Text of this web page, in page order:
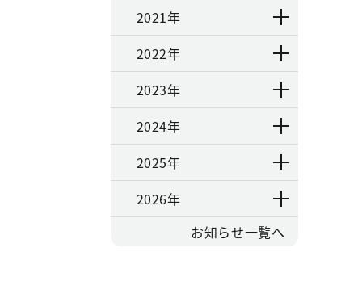
2021年
2022年
2023年
2024年
2025年
2026年
お知らせ一覧へ